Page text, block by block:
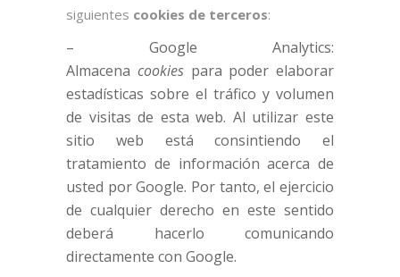
siguientes cookies de terceros:
– Google Analytics:
Almacena cookiespara poder elaborar
estadísticas sobre el tráfico y volumen
de visitas de esta web. Al utilizar este
sitio web está consintiendo el
tratamiento de información acerca de
usted por Google. Por tanto, el ejercicio
de cualquier derecho en este sentido
deberá hacerlo comunicando
directamente con Google.